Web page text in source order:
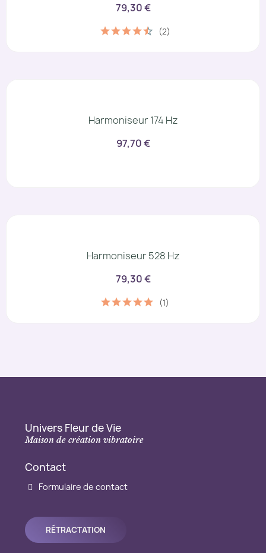
79,30 €
(2)
Harmoniseur 174 Hz
97,70 €
Harmoniseur 528 Hz
79,30 €
(1)
Univers Fleur de Vie
Maison de création vibratoire
Contact
Formulaire de contact
RÉTRACTATION